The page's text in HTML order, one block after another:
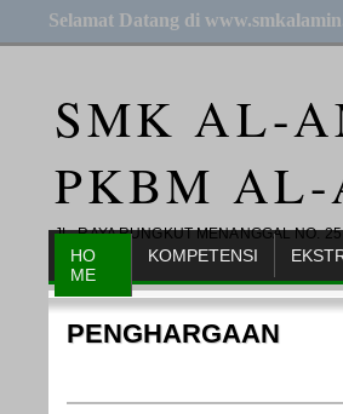
SMK AL-
PKBM
JL. RAYA RUNGKUT MENANGGAL NO.
Selamat Datang di
HO
ME
KOMPETENSI
PENGHARGAAN